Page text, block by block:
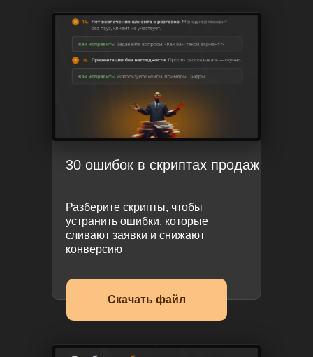
Скачать файл
Разберите скрипты, чтобы
устранить ошибки, которые
сливают заявки и снижают
конверсию
30 ошибок в скриптах продаж